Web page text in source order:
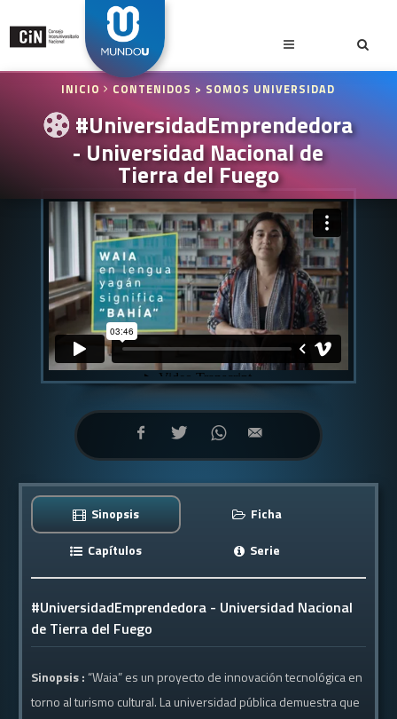
INICIO CONTENIDOS > SOMOS UNIVERSIDAD
#UniversidadEmprendedora
- Universidad Nacional de
Tierra del Fuego
Sinopsis
Ficha
Capítulos
Serie
#UniversidadEmprendedora - Universidad Nacional
de Tierra del Fuego
Sinopsis :“Waia” es un proyecto de innovación tecnológica en
torno al turismo cultural. La universidad pública demuestra que